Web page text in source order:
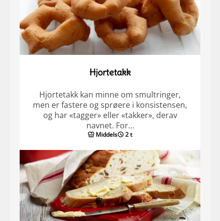
Hjortetakk
Hjortetakk kan minne om smultringer,
men er fastere og sprøere i konsistensen,
og har «tagger» eller «takker», derav
navnet. For…
Middels 2 t